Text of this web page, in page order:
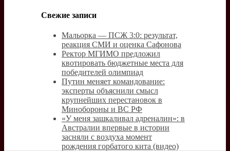
Свежие записи
Мальорка — ПСЖ 3:0: результат,
реакция СМИ и оценка Сафонова
Ректор МГИМО предложил
квотировать бюджетные места для
победителей олимпиад
Путин меняет командование:
эксперты объяснили смысл
крупнейших перестановок в
Минобороны и ВС РФ
«У меня зашкаливал адреналин»: в
Австралии впервые в истории
засняли с воздуха момент
рождения горбатого кита (видео)